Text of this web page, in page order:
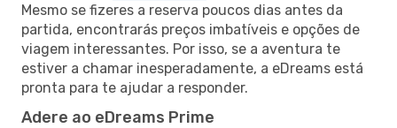
Mesmo se fizeres a reserva poucos dias antes da
partida, encontrarás preços imbatíveis e opções de
viagem interessantes. Por isso, se a aventura te
estiver a chamar inesperadamente, a eDreams está
pronta para te ajudar a responder.
Adere ao eDreams Prime